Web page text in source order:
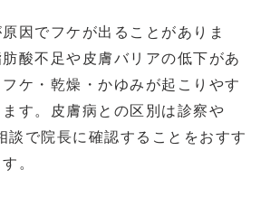
因でフケが出ることがありま
酸不足や皮膚バリアの低下があ
フケ・乾燥・かゆみが起こりやす
ます。皮膚病との区別は診察や
談で院長に確認することをおすす
。